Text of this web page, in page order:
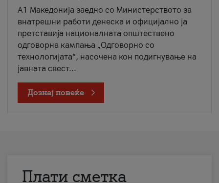
A1 Македонија заедно со Министерството за
внатрешни работи денеска и официјално ја
претставија националната општествено
одговорна кампања „Одговорно со
технологијата“, насочена кон подигнување на
јавната свест...
Дознај повеќе
Плати сметка